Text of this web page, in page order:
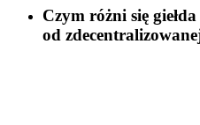
Czym różni się
od